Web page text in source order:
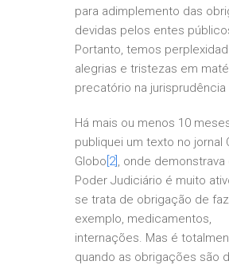
para adimplemento das
devidas pelos entes
Portanto, temos
alegrias e tristezas em
precatório na jurisprudência
Há mais ou menos 10
publiquei um texto no jornal
Globo [2], onde demonstrava
Poder Judiciário é muito
se trata de obrigação de
exemplo, medicamentos,
internações. Mas é
quando as obrigações são